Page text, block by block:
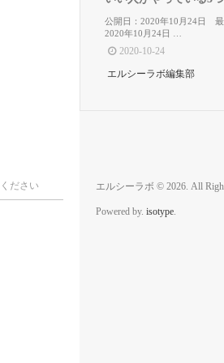
公開日：2020年10月24日 最
2020年10月24日 …
2020-10-24
エルシーラボ編集部
エルシーラボ © 2026. All
Powered by. isotype.